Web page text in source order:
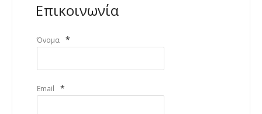
Επικοινωνία
Όνομα *
Email *